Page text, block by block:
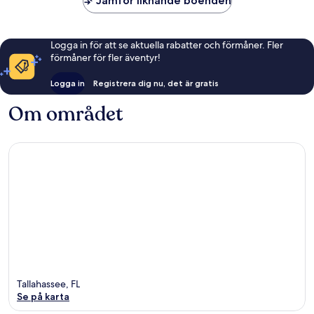
Logga in för att se aktuella rabatter och förmåner. Fler
förmåner för fler äventyr!
Logga in Registrera dig nu, det är gratis
Om området
Tallahassee, FL
Se på karta